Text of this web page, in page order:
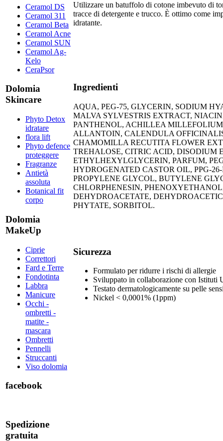
Ceramol DS
Ceramol 311
Ceramol Beta
Ceramol Acne
Ceramol SUN
Ceramol Ag-
Kelo
CeraPsor
Dolomia
Skincare
Phyto Detox
idratare
flora lift
Phyto defence
proteggere
Fragranze
Antietà
assoluta
Botanical fit
corpo
Dolomia
MakeUp
Ciprie
Correttori
Fard e Terre
Fondotinta
Labbra
Manicure
Occhi -
ombretti -
matite -
mascara
Ombretti
Pennelli
Struccanti
Viso dolomia
facebook
Spedizione
gratuita
​Utilizzare un batuffolo di cotone imbevuto di
tracce di detergente e trucco. È ottimo come
idratante.
Ingredienti
AQUA, PEG-75, GLYCERIN, SODIUM
MALVA SYLVESTRIS EXTRACT,
PANTHENOL, ACHILLEA
ALLANTOIN, CALENDULA
CHAMOMILLA RECUTITA FLOWER
TREHALOSE, CITRIC ACID, DISODIUM
ETHYLHEXYLGLYCERIN, PARFUM,
HYDROGENATED CASTOR OIL, PPG-
PROPYLENE GLYCOL, BUTYLENE
CHLORPHENESIN,
DEHYDROACETATE,
PHYTATE, SORBITOL.
Sicurezza
Formulato per ridurre i rischi di allergie
Sviluppato in collaborazione con Istituti
Testato dermatologicamente​​ su pelle
Nickel < 0,0001% (1ppm)​